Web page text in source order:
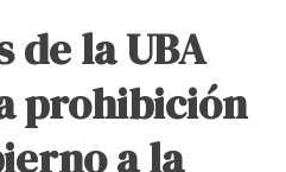
de la UBA
prohibición
a la